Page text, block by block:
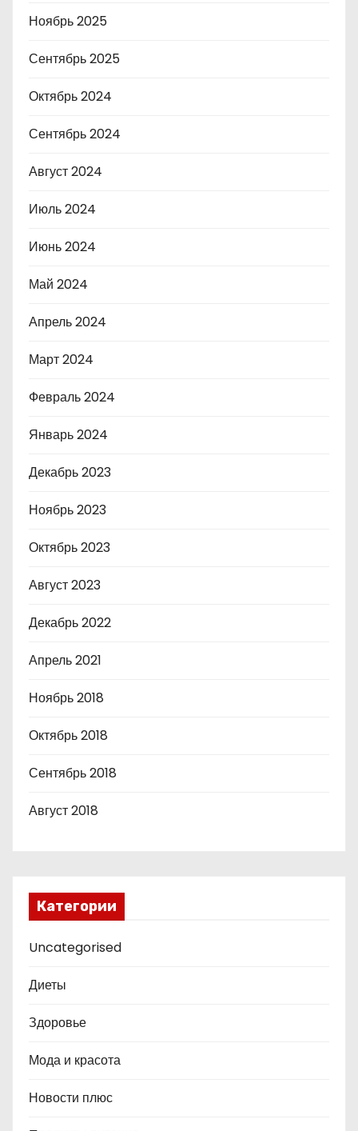
Ноябрь 2025
Сентябрь 2025
Октябрь 2024
Сентябрь 2024
Август 2024
Июль 2024
Июнь 2024
Май 2024
Апрель 2024
Март 2024
Февраль 2024
Январь 2024
Декабрь 2023
Ноябрь 2023
Октябрь 2023
Август 2023
Декабрь 2022
Апрель 2021
Ноябрь 2018
Октябрь 2018
Сентябрь 2018
Август 2018
Категории
Uncategorised
Диеты
Здоровье
Мода и красота
Новости плюс